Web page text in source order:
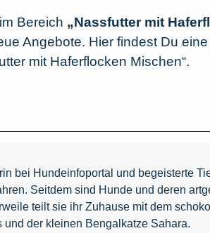
Bereich „Nassfutter mit
Angebote. Hier findest Du
mit Haferflocken Mischen“.
bei Hundeinfoportal und begeisterte
Seitdem sind Hunde und deren
teilt sie ihr Zuhause mit dem
und der kleinen Bengalkatze Sahara.